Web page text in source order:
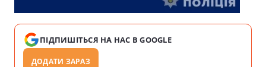
ПІДПИШІТЬСЯ НА НАС В GOOGLE
ДОДАТИ ЗАРАЗ